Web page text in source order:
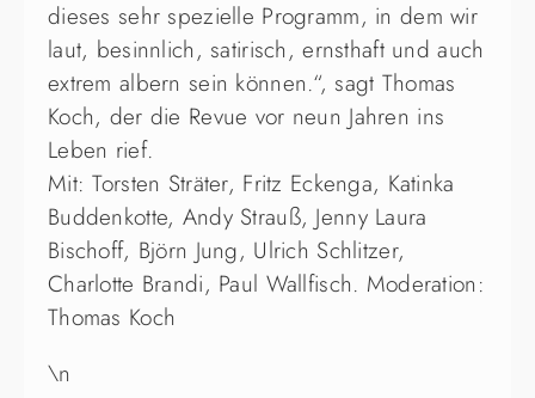
dieses sehr spezielle Programm, in dem wir
laut, besinnlich, satirisch, ernsthaft und auch
extrem albern sein können.“, sagt Thomas
Koch, der die Revue vor neun Jahren ins
Leben rief.
Mit: Torsten Sträter, Fritz Eckenga, Katinka
Buddenkotte, Andy Strauß, Jenny Laura
Bischoff, Björn Jung, Ulrich Schlitzer,
Charlotte Brandi, Paul Wallfisch. Moderation:
Thomas Koch
\n